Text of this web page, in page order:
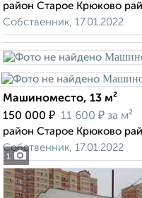
район Старое Крюково
Собственник, 17.01.2022
1
Машиноместо, 13 м²
150 000 ₽ 11 600 ₽ за м²
район Старое Крюково
Собственник, 17.01.2022